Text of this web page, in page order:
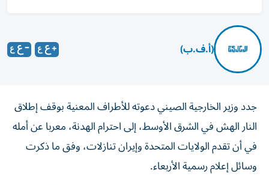
(أ.ف.ب)
جدد وزير الخارجية الصيني دعوته للأطراف المعنية بوقف إطلاق
النار الهش في الشرق الأوسط، إلى احترام الهدنة، معربا عن أمله
في أن تقدم الولايات المتحدة وإيران تنازلات، وفق ما ذكرت
وسائل إعلام رسمية الأربعاء.